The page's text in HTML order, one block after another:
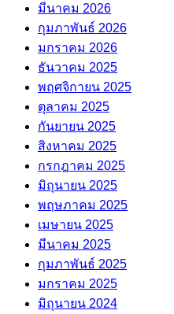
มีนาคม 2026
กุมภาพันธ์ 2026
มกราคม 2026
ธันวาคม 2025
พฤศจิกายน 2025
ตุลาคม 2025
กันยายน 2025
สิงหาคม 2025
กรกฎาคม 2025
มิถุนายน 2025
พฤษภาคม 2025
เมษายน 2025
มีนาคม 2025
กุมภาพันธ์ 2025
มกราคม 2025
มิถุนายน 2024